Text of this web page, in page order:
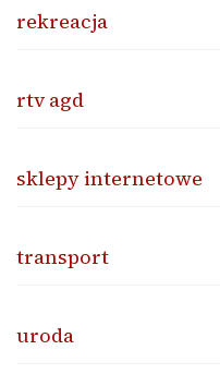
rekreacja
rtv agd
sklepy internetowe
transport
uroda